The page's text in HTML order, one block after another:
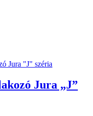
Jura „J”